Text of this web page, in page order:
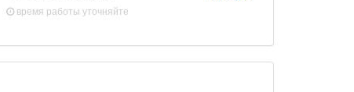
время работы уточняйте